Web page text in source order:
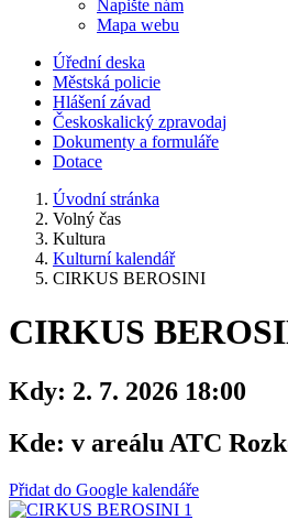
Napište nám
Mapa webu
Úřední deska
Městská policie
Hlášení závad
Českoskalický zpravodaj
Dokumenty a formuláře
Dotace
Úvodní stránka
Volný čas
Kultura
Kulturní kalendář
CIRKUS BEROSINI
CIRKUS
Kdy: 2. 7. 2026 18:00
Kde: v areálu ATC
Přidat do Google kalendáře